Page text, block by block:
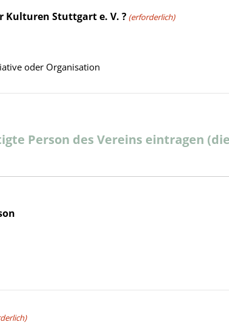
Kulturen Stuttgart e. V. ? (erforderlich)
oder Organisation
Person des Vereins eintragen